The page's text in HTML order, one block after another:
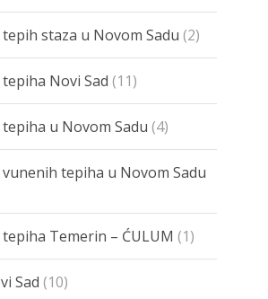
staza u Novom Sadu (2)
Novi Sad (11)
u Novom Sadu (4)
tepiha u Novom Sadu
Temerin – ĆULUM (1)
Sad (10)